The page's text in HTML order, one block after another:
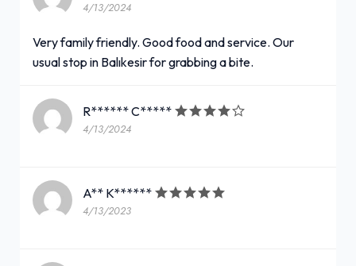
4/13/2024
Very family friendly. Good food and service. Our
usual stop in Balıkesir for grabbing a bite.
R****** C*****
4/13/2024
A** K******
4/13/2023